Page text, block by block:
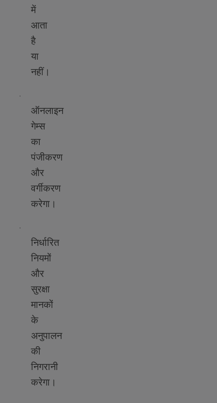
में
आता
है
या
नहीं।
·
ऑनलाइन
गेम्स
का
पंजीकरण
और
वर्गीकरण
करेगा।
·
निर्धारित
नियमों
और
सुरक्षा
मानकों
के
अनुपालन
की
निगरानी
करेगा।